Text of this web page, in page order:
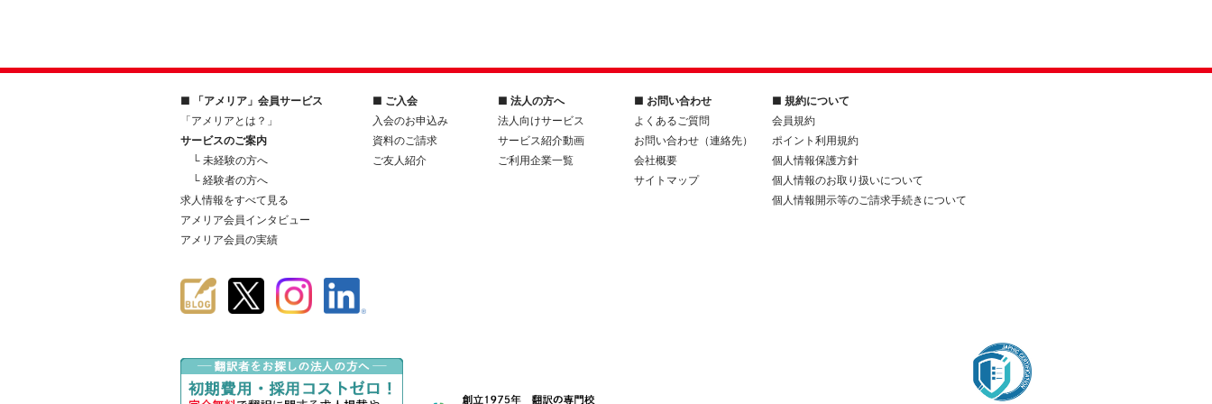
■ 「アメリア」会員サービス
「アメリアとは？」
サービスのご案内
└ 未経験の方へ
└ 経験者の方へ
求人情報をすべて見る
アメリア会員インタビュー
アメリア会員の実績
■ ご入会
入会のお申込み
資料のご請求
ご友人紹介
■ 法人の方へ
法人向けサービス
サービス紹介動画
ご利用企業一覧
■ お問い合わせ
よくあるご質問
お問い合わせ（連絡先）
会社概要
サイトマップ
■ 規約について
会員規約
ポイント利用規約
個人情報保護方針
個人情報のお取り扱いについて
個人情報開示等のご請求手続きについて